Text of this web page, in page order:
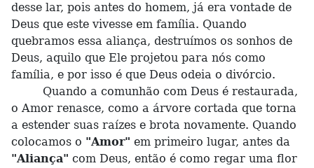
desse lar, pois antes do homem, já era vontade de
Deus que este vivesse em família. Quando
quebramos essa aliança, destruímos os sonhos de
Deus, aquilo que Ele projetou para nós como
família, e por isso é que Deus odeia o divórcio.
Quando a comunhão com Deus é restaurada,
o Amor renasce, como a árvore cortada que torna
a estender suas raízes e brota novamente. Quando
colocamos o "Amor" em primeiro lugar, antes da
"Aliança" com Deus, então é como regar uma flor